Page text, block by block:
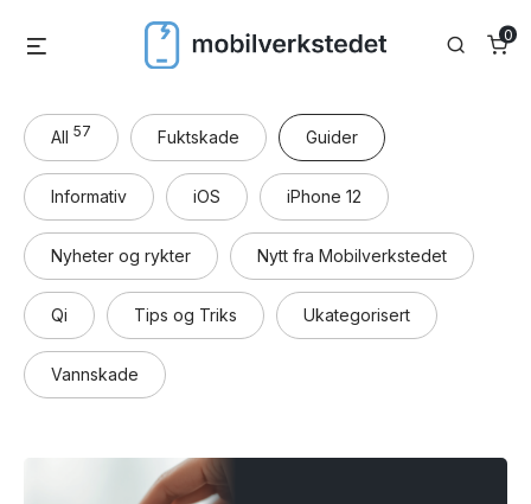
Search
0
All 57 Fuktskade Guider
Informativ iOS iPhone 12
Nyheter og rykter Nytt fra Mobilverkstedet
Qi Tips og Triks Ukategorisert
Vannskade